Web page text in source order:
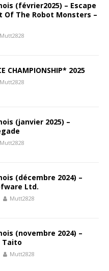
(février2025) – Escape
Of The Robot Monsters –
Mutt2828
CHAMPIONSHIP* 2025
Mutt2828
(janvier 2025) –
Mutt2828
(décembre 2024) –
Ltd.
Mutt2828
(novembre 2024) –
Taito
Mutt2828